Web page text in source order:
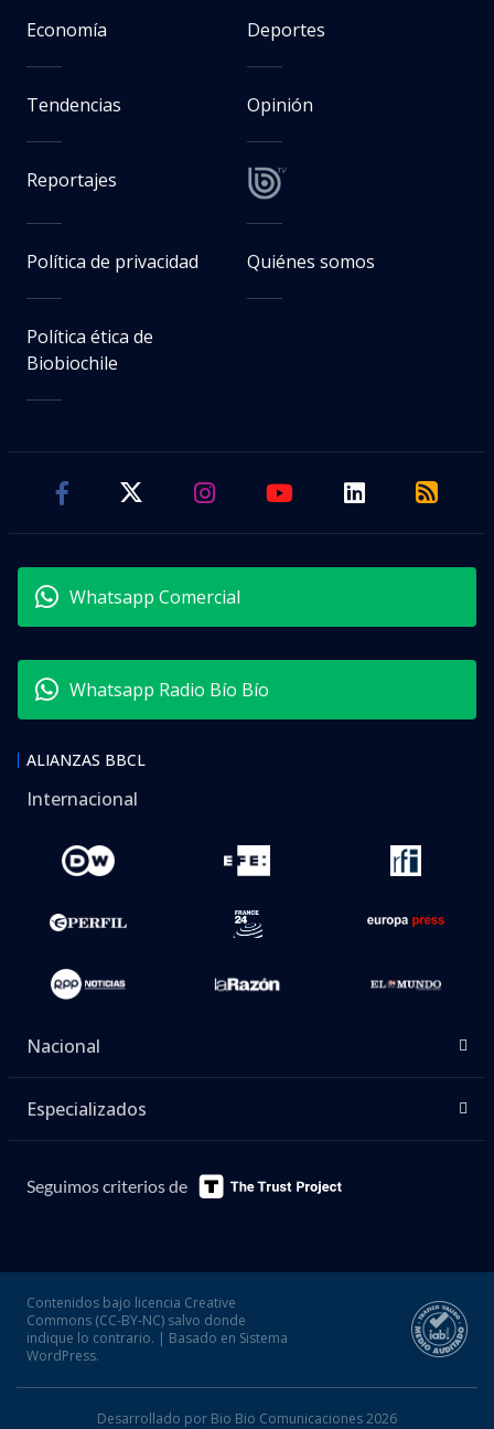
Economía Deportes
Tendencias Opinión
Reportajes
Política de privacidad Quiénes somos
Política ética de
Biobiochile
Whatsapp Comercial
Whatsapp Radio Bío Bío
ALIANZAS BBCL
Internacional
Nacional
Especializados
Seguimos criterios de
Contenidos bajo licencia Creative
Commons (CC-BY-NC) salvo donde
indique lo contrario. | Basado en Sistema
WordPress.
Desarrollado por Bio Bio Comunicaciones 2026